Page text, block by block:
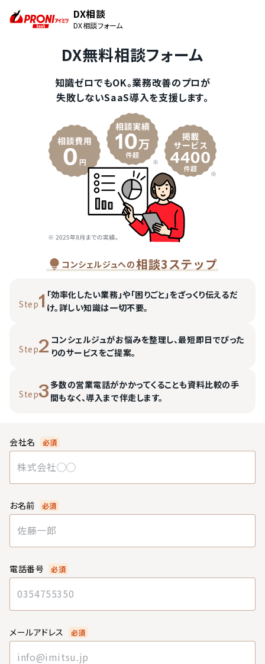
DX相談
DX相談フォーム
DX無料相談フォーム
知識ゼロでもOK。業務改善のプロが
失敗しないSaaS導入を支援します。
コンシェルジュへの相談3ステップ
Step1 「効率化したい業務」や「困りごと」をざっくり伝えるだ
け。詳しい知識は一切不要。
Step2 コンシェルジュがお悩みを整理し、最短即日でぴった
りのサービスをご提案。
Step3多数の営業電話がかかってくることも資料比較の手
間もなく、導入まで伴走します。
会社名 必須
お名前 必須
電話番号 必須
メールアドレス 必須